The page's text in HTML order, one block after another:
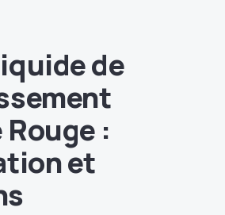
de
:
et